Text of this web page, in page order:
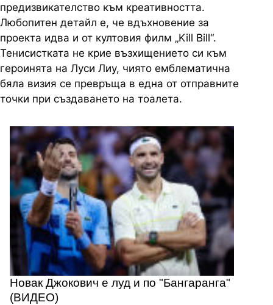
предизвикателство към креативността.
Любопитен детайл е, че вдъхновение за
проекта идва и от култовия филм „Kill Bill“.
Тенисистката не крие възхищението си към
героинята на Луси Лиу, чиято емблематична
бяла визия се превръща в една от отправните
точки при създаването на тоалета.
Новак Джокович е луд и по "Бангаранга"
(ВИДЕО)